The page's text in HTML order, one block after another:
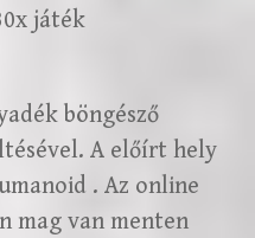
játék
böngésző
A előírt hely
. Az online
mag van menten